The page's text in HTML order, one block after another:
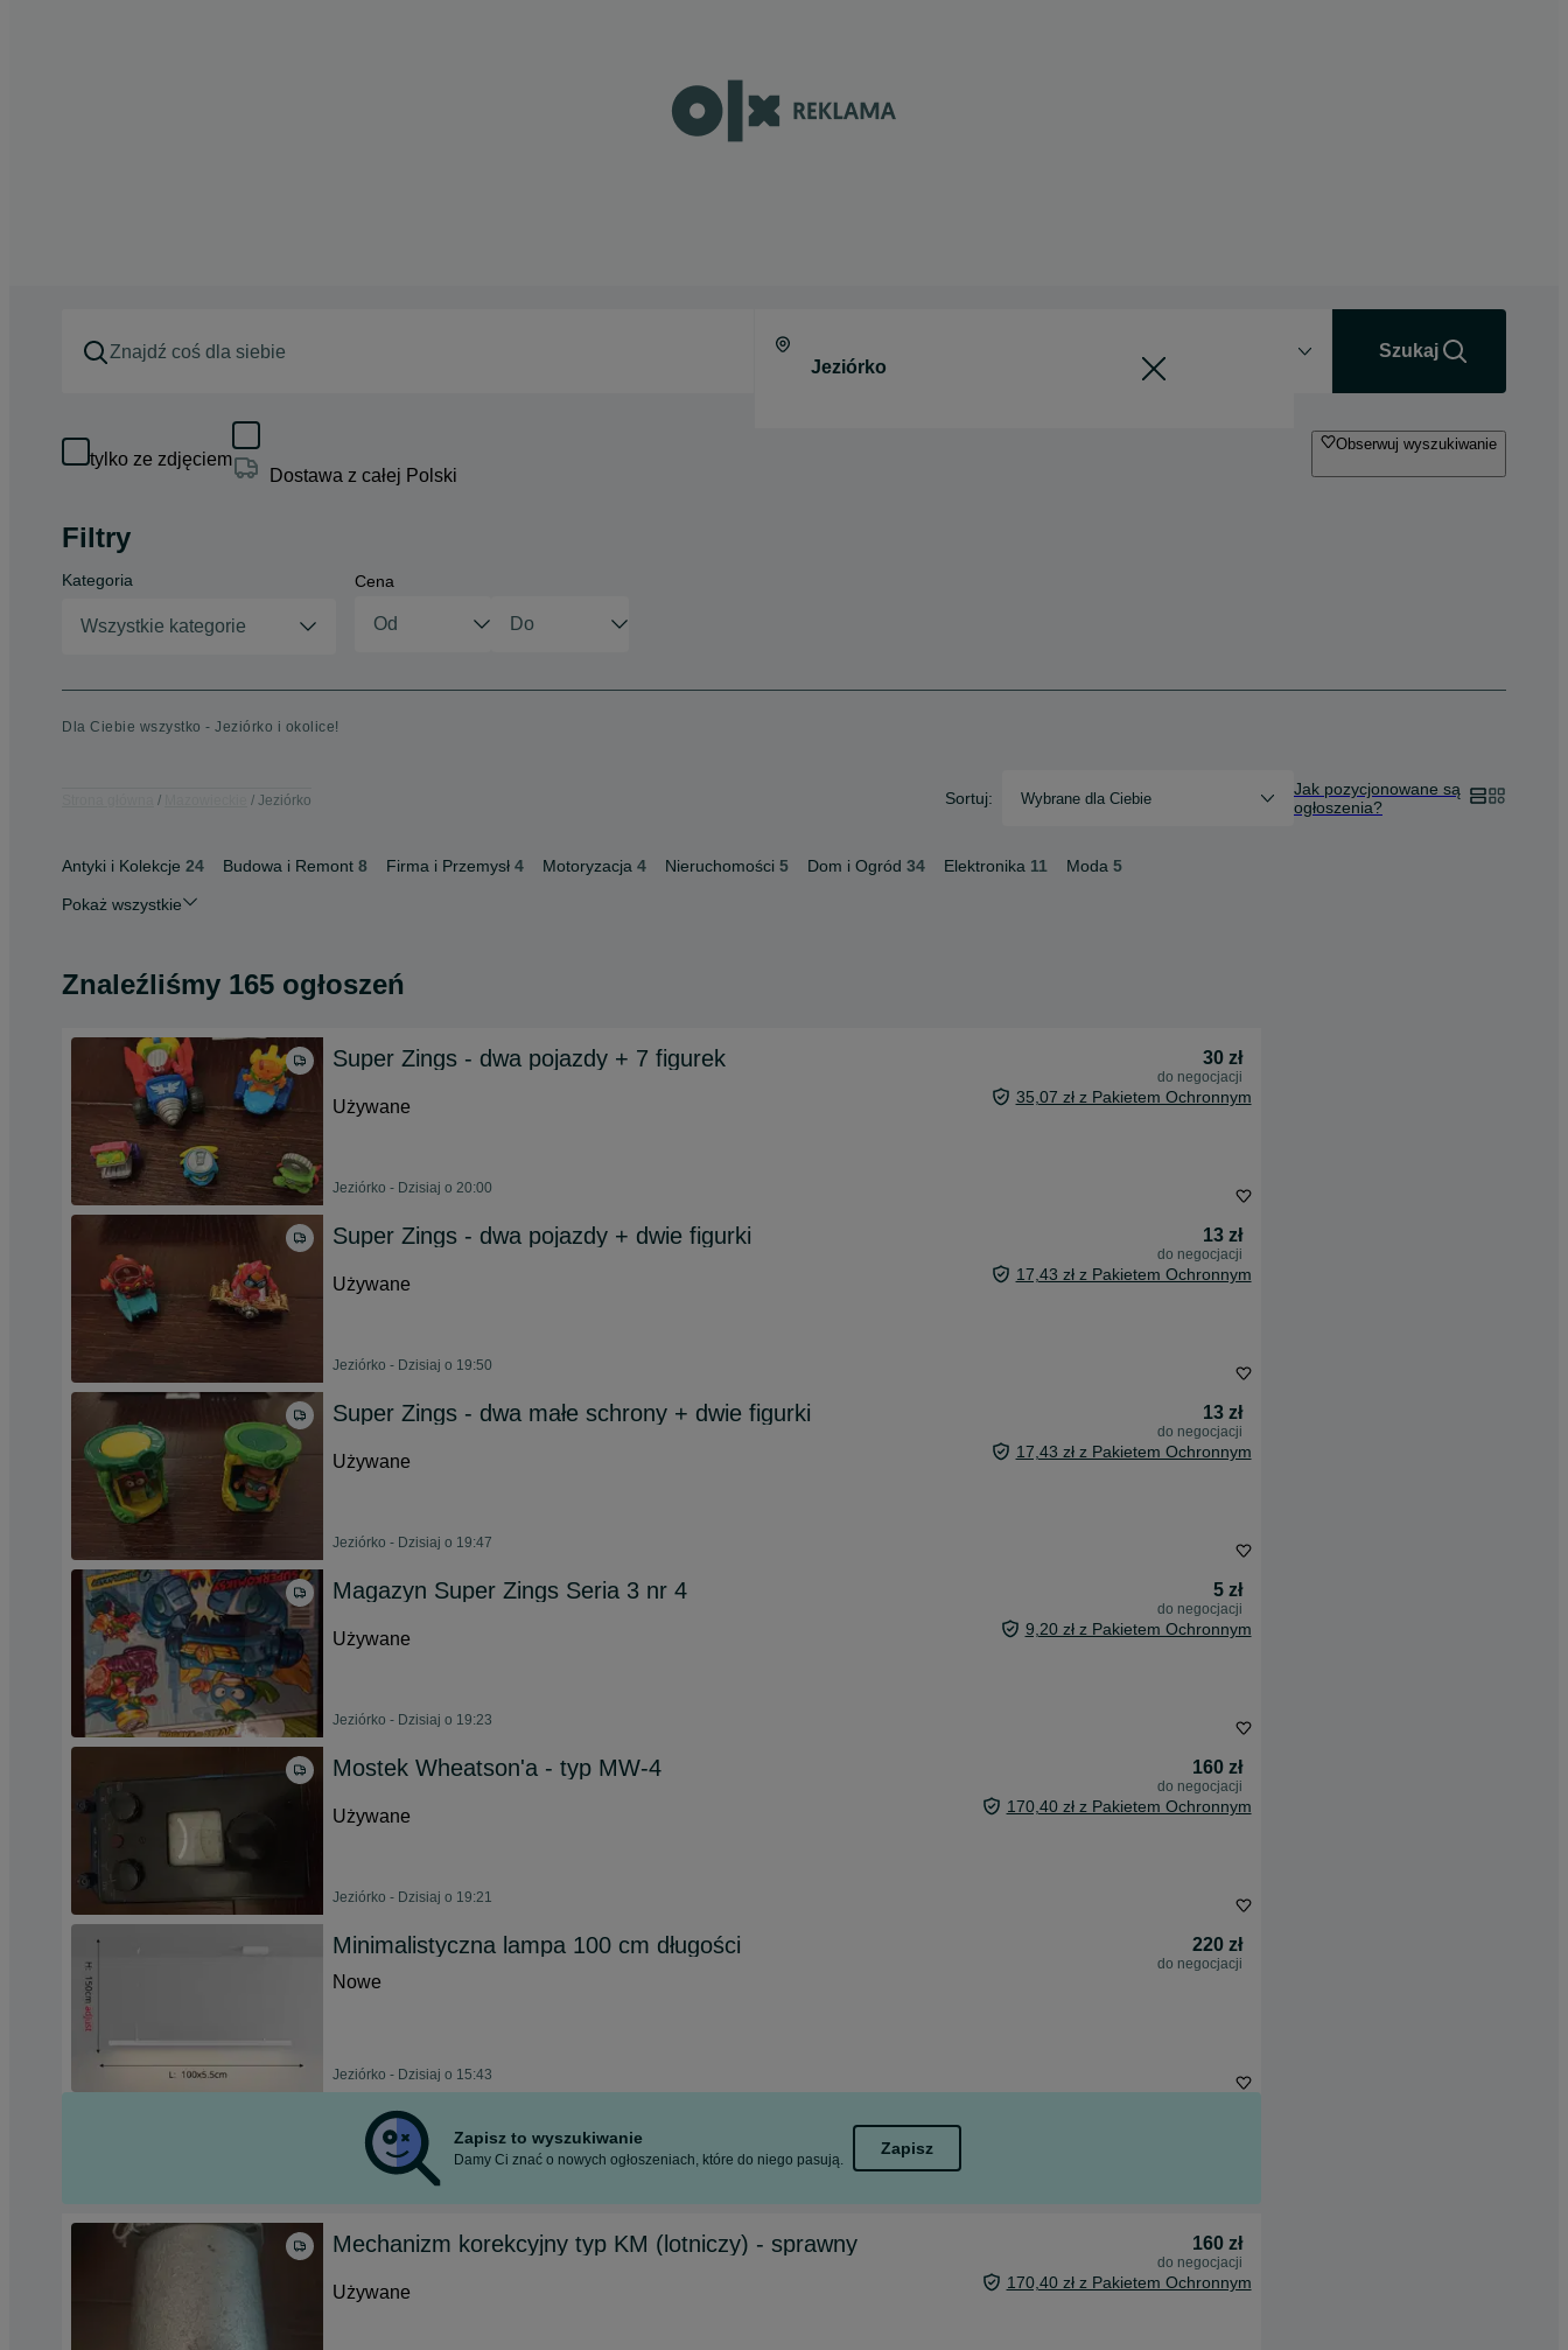
Szukaj
tylko ze zdjęciem
Dostawa z całej Polski
Obserwuj wyszukiwanie
Filtry
Kategoria
Wszystkie kategorie
Cena
Dla Ciebie wszystko - Jeziórko i okolice!
Jeziórko Sortuj: Wybrane dla Ciebie
Jak pozycjonowane są
ogłoszenia?
Antyki i Kolekcje 24 Budowa i Remont 8 Firma i Przemysł 4 Motoryzacja 4 Nieruchomości 5 Dom i Ogród 34 Elektronika 11 Moda 5
Pokaż wszystkie
Znaleźliśmy 165 ogłoszeń
Super Zings - dwa pojazdy + 7 figurek 30 zł
do negocjacji
Używane 35,07 zł z Pakietem Ochronnym
Jeziórko - Dzisiaj o 20:00
Super Zings - dwa pojazdy + dwie figurki 13 zł
do negocjacji
Używane 17,43 zł z Pakietem Ochronnym
Jeziórko - Dzisiaj o 19:50
Super Zings - dwa małe schrony + dwie figurki 13 zł
do negocjacji
Używane 17,43 zł z Pakietem Ochronnym
Jeziórko - Dzisiaj o 19:47
Magazyn Super Zings Seria 3 nr 4 5 zł
do negocjacji
Używane 9,20 zł z Pakietem Ochronnym
Jeziórko - Dzisiaj o 19:23
Mostek Wheatson'a - typ MW-4 160 zł
do negocjacji
Używane 170,40 zł z Pakietem Ochronnym
Jeziórko - Dzisiaj o 19:21
Minimalistyczna lampa 100 cm długości 220 zł
do negocjacji
Nowe
Jeziórko - Dzisiaj o 15:43
Zapisz to wyszukiwanie
Damy Ci znać o nowych ogłoszeniach, które do niego pasują.
Zapisz
Mechanizm korekcyjny typ KM (lotniczy) - sprawny 160 zł
do negocjacji
Używane 170,40 zł z Pakietem Ochronnym